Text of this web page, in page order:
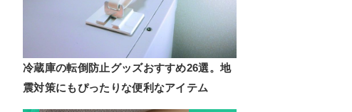
冷蔵庫の転倒防止グッズおすすめ26選。地
震対策にもぴったりな便利なアイテム